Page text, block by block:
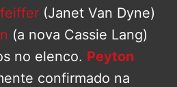
(Janet Van Dyne)
(a nova Cassie Lang)
no elenco. Peyton
confirmado na